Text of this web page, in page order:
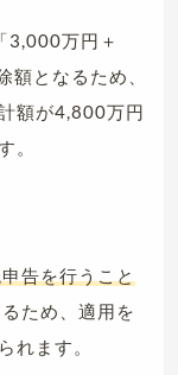
3,000万円＋
となるため、
額が4,800万円
。
告を行うこと
ため、適用を
れます。